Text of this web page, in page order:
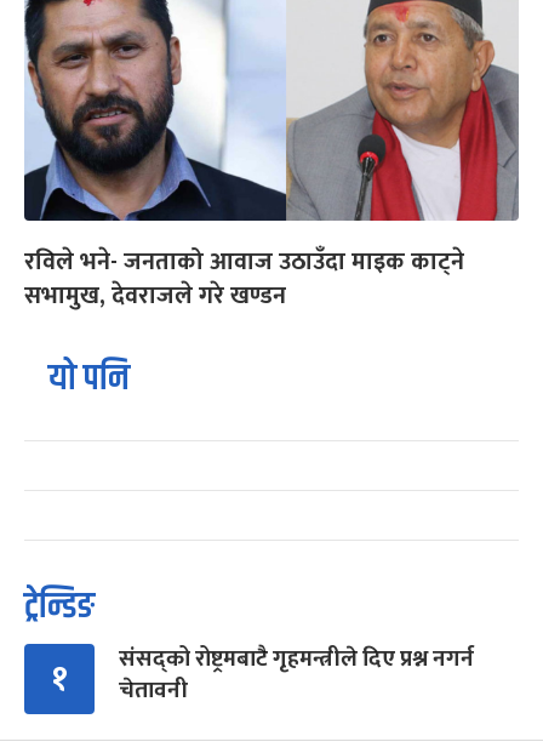
रविले भने- जनताको आवाज उठाउँदा माइक काट्ने
सभामुख, देवराजले गरे खण्डन
यो पनि
ट्रेन्डिङ
१
संसद्को रोष्ट्रमबाटै गृहमन्त्रीले दिए प्रश्न नगर्न
चेतावनी